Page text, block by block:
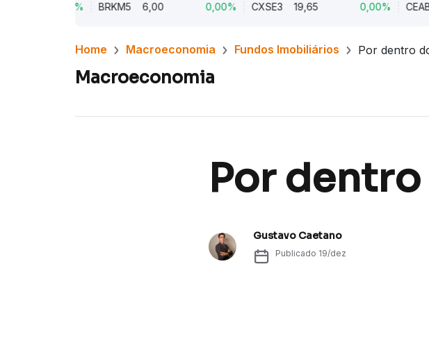
BRKM5 6,00 0,00% CXSE3 19,65 0,00% CEAB3
Home Macroeconomia Fundos Imobiliários Por dentro
Macroeconomia
Por dentro
Gustavo Caetano
Publicado 19/dez